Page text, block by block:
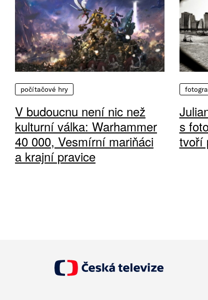
počítačové hry
V budoucnu není nic než
kulturní válka: Warhammer
40 000, Vesmírní mariňáci
a krajní pravice
s
tvoří